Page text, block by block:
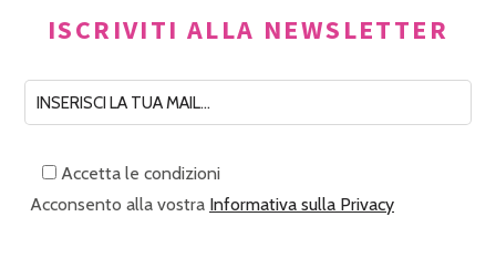
ISCRIVITI ALLA NEWSLETTER
Accetta le condizioni
Acconsento alla vostra Informativa sulla Privacy